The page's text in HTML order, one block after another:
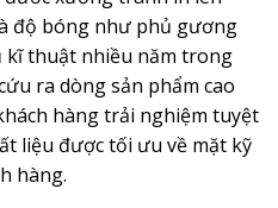
độ bóng như phủ gương
kĩ thuật nhiều năm trong
ra dòng sản phẩm cao
hàng trải nghiệm tuyệt
liệu được tối ưu về mặt kỹ
hàng.